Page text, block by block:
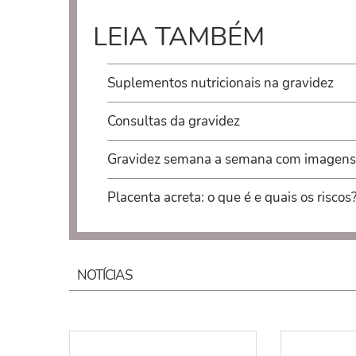
LEIA TAMBÉM
Suplementos nutricionais na gravidez
Consultas da gravidez
Gravidez semana a semana com imagens
Placenta acreta: o que é e quais os
NOTÍCIAS